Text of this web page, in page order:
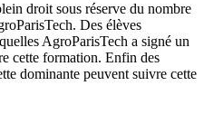
droit sous réserve du nombre
Des élèves
AgroParisTech a signé un
cette formation. Enfin des
dominante peuvent suivre cette